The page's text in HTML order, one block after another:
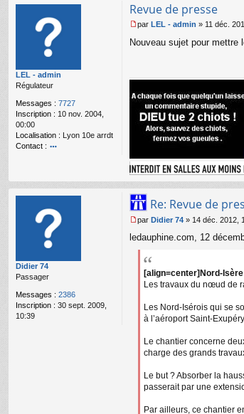
LEL - admin
Régulateur
Messages : 7727
Inscription : 10 nov. 2004,
00:00
Localisation : Lyon 10e arrdt
Contact :
te
L
E
L
-
Revue de presse
e
e
par LEL - admin » 11 déc.
Nouveau sujet pour mettre
Didier 74
Passager
Messages : 2386
Inscription : 30 sept. 2009,
10:39
Re: Revue de
e
s
par Didier 74 » 14 déc. 2012,
ledauphine.com, 12
[align=center]Nord-
Les travaux du nœud de
Les Nord-Isérois qui se
à l’aéroport Saint-
Le chantier concerne
charge des grands
Le but ? Absorber la
passerait par une
Par ailleurs, ce chantier